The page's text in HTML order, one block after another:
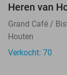
Heren van
Grand Café /
Houten
Verkocht: 70